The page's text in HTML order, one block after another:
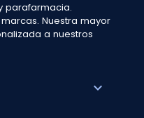
parafarmacia.
Nuestra mayor
a nuestros
expand_more